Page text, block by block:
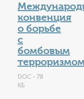
конвенция
о борьбе
с
бомбовым
DOC - 78
КБ